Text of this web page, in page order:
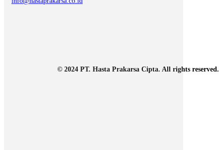
© 2024 PT. Hasta Prakarsa Cipta. All rights reserved.